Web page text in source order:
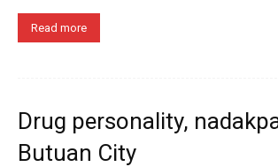
Read more
Drug personality,
Butuan City